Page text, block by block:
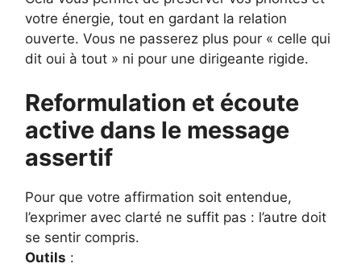
votre énergie, tout en gardant la relation
ouverte. Vous ne passerez plus pour « celle qui
dit oui à tout » ni pour une dirigeante rigide.
Reformulation et écoute
active dans le message
assertif
Pour que votre affirmation soit entendue,
l’exprimer avec clarté ne suffit pas : l’autre doit
se sentir compris.
Outils :